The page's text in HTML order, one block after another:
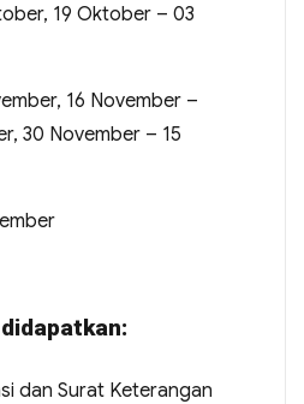
19 Oktober – 03
16 November –
30 November – 15
dan Surat Keterangan